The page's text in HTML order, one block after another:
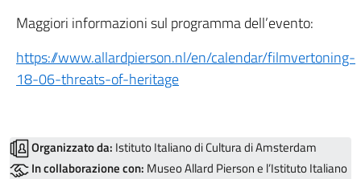
Maggiori informazioni sul programma dell’evento:
https://www.allardpierson.nl/en/calendar/filmvertoning-
18-06-threats-of-heritage
Organizzato da: Istituto Italiano di Cultura di Amsterdam
In collaborazione con: Museo Allard Pierson e l’Istituto Italiano